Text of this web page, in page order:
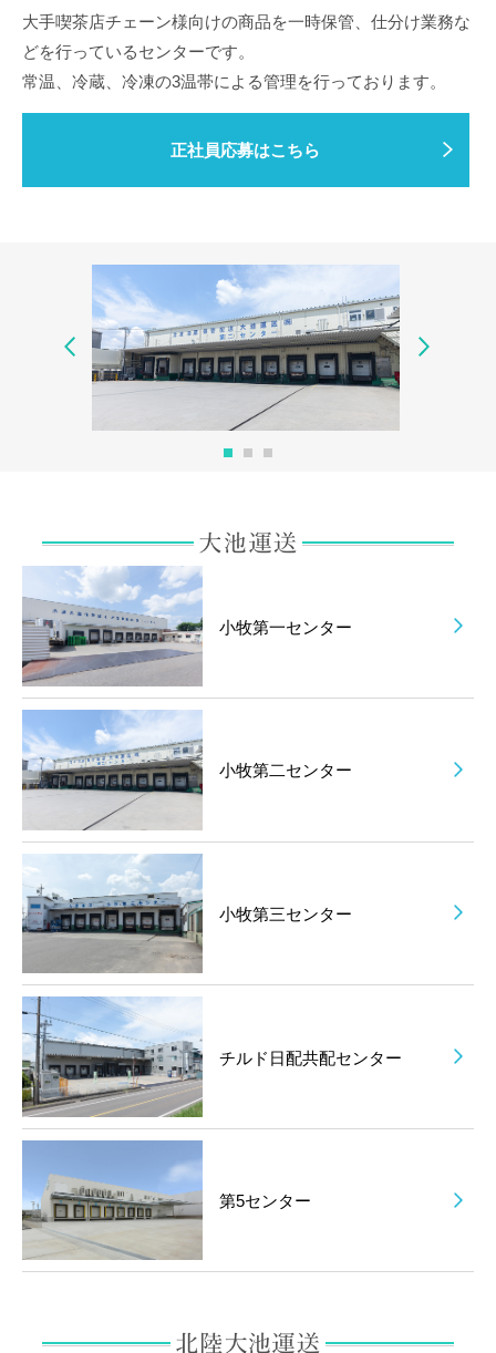
大手喫茶店チェーン様向けの商品を一時保管、仕分け業務な
どを行っているセンターです。
常温、冷蔵、冷凍の3温帯による管理を行っております。
正社員応募はこちら
小牧第一センター
小牧第二センター
小牧第三センター
チルド日配共配センター
第5センター